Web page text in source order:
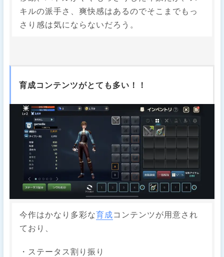
キルの派手さ、爽快感はあるのでそこまでもっ
さり感は気にならないだろう。
育成コンテンツがとても多い！！
今作はかなり多彩な育成コンテンツが用意され
ており、
・ステータス割り振り